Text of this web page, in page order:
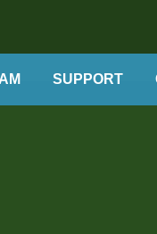
SUPPORT